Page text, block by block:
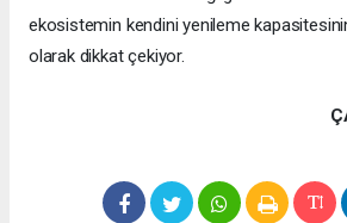
ekosistemin kendini yenileme
olarak dikkat çekiyor.